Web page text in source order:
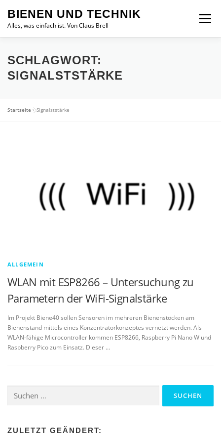
Inhalt
springen
BIENEN UND TECHNIK
Alles, was einfach ist. Von Claus Brell
Menü
SCHLAGWORT:
SIGNALSTSTÄRKE
Startseite »Signalststärke
ALLGEMEIN
WLAN mit ESP8266 – Untersuchung zu
Parametern der WiFi-Signalstärke
Im Projekt Biene40 sollen Sensoren im mehreren Bienenstöcken am
Bienenstand mittels eines Konzentratorkonzeptes vernetzt werden. Als
WLAN-fähige Microcontroller kommen ESP8266, Raspberry Pi Nano W und
Raspberry Pico zum Einsatz. Dieser …
nach:
ZULETZT GEÄNDERT: